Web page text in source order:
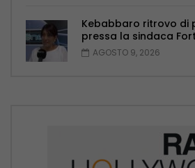
Kebabbaro ritrovo di
pressa la sindaca
AGOSTO 9, 2026